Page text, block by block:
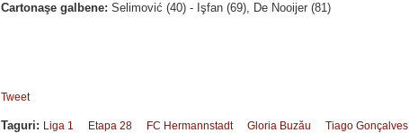
Cartonaşe galbene: Selimović (40) - Işfan (69), De Nooijer (81)
Tweet
Taguri: Liga 1 Etapa 28 FC Hermannstadt Gloria Buzău
Tiago Gonçalves